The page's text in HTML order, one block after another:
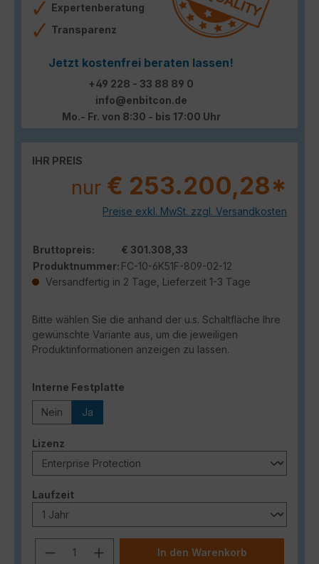
Expertenberatung
Transparenz
Jetzt kostenfrei beraten lassen!
+49 228 - 33 88 89 0
info@enbitcon.de
Mo.- Fr. von 8:30 - bis 17:00 Uhr
IHR PREIS
nur € 253.200,28*
Preise exkl. MwSt. zzgl. Versandkosten
Bruttopreis:
€ 301.308,33
Produktnummer: FC-10-6K51F-809-02-12
Versandfertig in 2 Tage, Lieferzeit 1-3 Tage
Bitte wählen Sie die anhand der u.s. Schaltfläche Ihre
gewünschte Variante aus, um die jeweiligen
Produktinformationen anzeigen zu lassen.
Interne Festplatte
Nein Ja
Lizenz
Laufzeitauswählen
Produkt Anzahl: Gib den
In den Warenkorb